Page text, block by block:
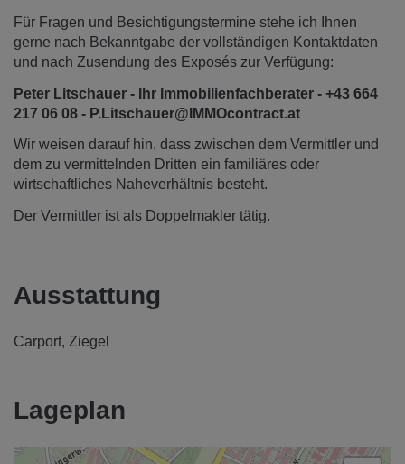
Für Fragen und Besichtigungstermine stehe ich Ihnen
gerne nach Bekanntgabe der vollständigen Kontaktdaten
und nach Zusendung des Exposés zur Verfügung:
Peter Litschauer - Ihr Immobilienfachberater - +43 664
217 06 08 - P.Litschauer@IMMOcontract.at
Wir weisen darauf hin, dass zwischen dem Vermittler und
dem zu vermittelnden Dritten ein familiäres oder
wirtschaftliches Naheverhältnis besteht.
Der Vermittler ist als Doppelmakler tätig.
Ausstattung
Carport Ziegel
Lageplan